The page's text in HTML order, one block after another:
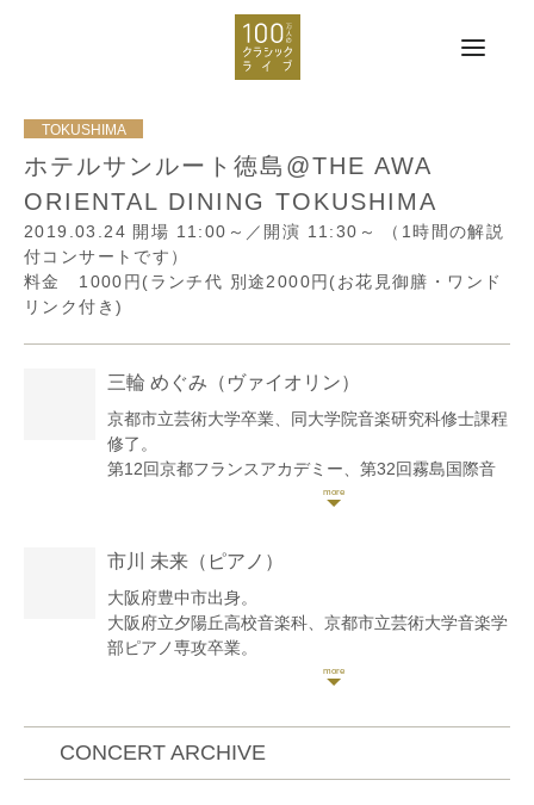
ホテルサンルート徳島@THE AWA
ORIENTAL DINING TOKUSHIMA
2019.03.24 開場 11:00～／開演 11:30～
（1時間の解説
付コンサートです）
料金 1000円(ランチ代 別途2000円(お花見御膳・ワンド
リンク付き)
三輪 めぐみ （ヴァイオリン）
京都市立芸術大学卒業、同大学院音楽研究科修士課程
修了。
第12回京都フランスアカデミー、第32回霧島国際音
楽祭のマスタークラスを受講。これまでに石井志都
演、ポップスのストリングスメンバーなど幅広く活動
している。嵐山おんがく教室講師。
市川 未来 （ピアノ）
大阪府豊中市出身。
大阪府立夕陽丘高校音楽科、京都市立芸術大学音楽学
部ピアノ専攻卒業。
井上聡美、稲田節子、坂井千春の各氏に師事。
数の演奏会に出演するほか、これまでに5枚のCDレコ
ーディングに参加。ピアノやソルフェージュの講師・
CONCERT ARCHIVE